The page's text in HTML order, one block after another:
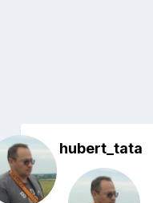
hubert_tata